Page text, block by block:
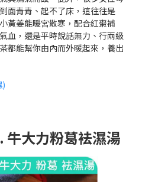
面青青、起不了床，這往往是
黃姜能暖宮散寒，配合紅棗補
血，還是平時說話無力、行兩級
都能幫你由內而外暖起來，養出
)
牛大力粉葛袪濕湯